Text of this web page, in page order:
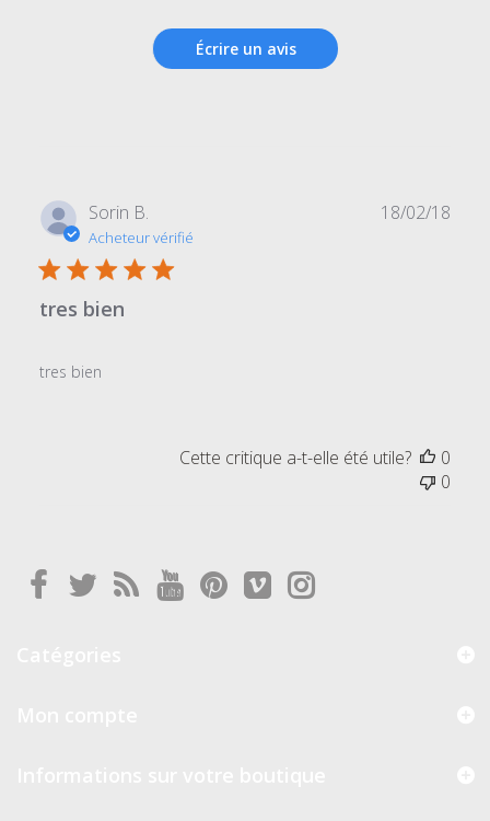
Écrire un avis
Sorin B.
Acheteur vérifié
tres bien
tres bien
18/02/18
Cette critique a-t-elle été utile?
0
0